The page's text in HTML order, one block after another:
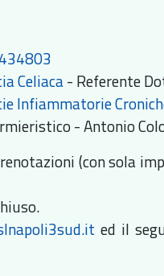
Celiaca- Referente
Infiammatorie
- Antonio
(con sola
ed il